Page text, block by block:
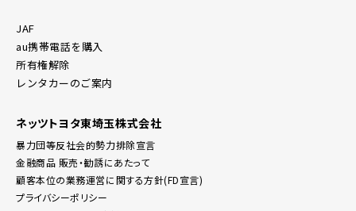
JAF
au携帯電話を購入
所有権解除
レンタカーのご案内
ネッツトヨタ東埼玉株式会社
暴力団等反社会的勢力排除宣言
金融商品 販売・勧誘にあたって
顧客本位の業務運営に関する方針(FD宣言)
プライバシーポリシー